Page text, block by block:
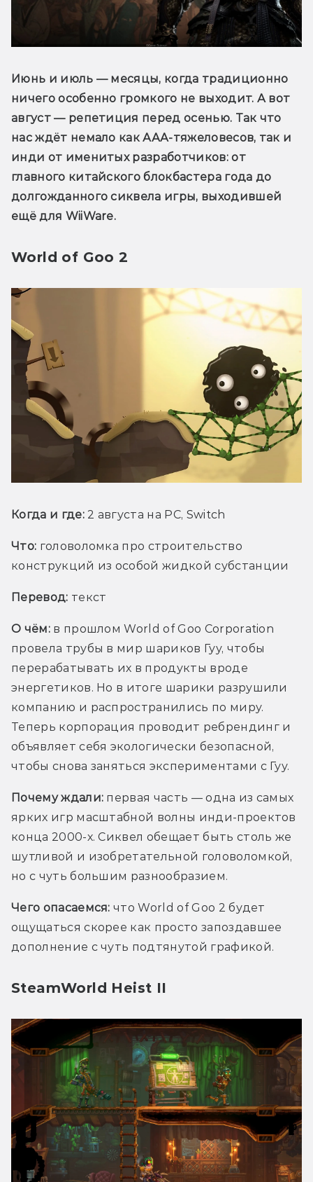
Июнь и июль — месяцы, когда традиционно
ничего особенно громкого не выходит. А вот
август — репетиция перед осенью. Так что
нас ждёт немало как ААА-тяжеловесов, так и
инди от именитых разработчиков: от
главного китайского блокбастера года до
долгожданного сиквела игры, выходившей
ещё для WiiWare.
World of Goo 2
Когда и где: 2 августа на PC, Switch
Что: головоломка про строительство
конструкций из особой жидкой субстанции
Перевод: текст
О чём: в прошлом World of Goo Corporation
провела трубы в мир шариков Гуу, чтобы
перерабатывать их в продукты вроде
энергетиков. Но в итоге шарики разрушили
компанию и распространились по миру.
Теперь корпорация проводит ребрендинг и
объявляет себя экологически безопасной,
чтобы снова заняться экспериментами с Гуу.
Почему ждали: первая часть — одна из самых
ярких игр масштабной волны инди-проектов
конца 2000-х. Сиквел обещает быть столь же
шутливой и изобретательной головоломкой,
но с чуть большим разнообразием.
Чего опасаемся: что World of Goo 2 будет
ощущаться скорее как просто запоздавшее
дополнение с чуть подтянутой графикой.
SteamWorld Heist II